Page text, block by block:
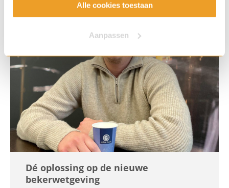
Alle cookies toestaan
Aanpassen
Dé oplossing op de nieuwe
bekerwetgeving